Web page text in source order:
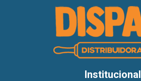
Institucional